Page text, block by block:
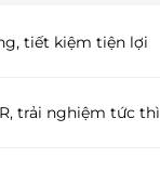
tiết kiệm tiện lợi
trải nghiệm tức thì